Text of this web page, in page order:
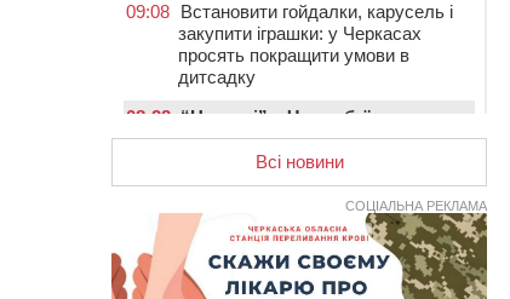
09:08 Встановити гойдалки, карусель і
закупити іграшки: у Черкасах
просять покращити умови в
дитсадку
08:22 “На щиті” у Чорнобаївську
громаду повертається полеглий
біля Кліщіївки воїн
Понад 968 мільйонів гривень
земельного податку сплатили на
Черкащині
06 СЕРПНЯ 2026, ЧЕТВЕР
Всі новини
СОЦІАЛЬНА РЕКЛАМА